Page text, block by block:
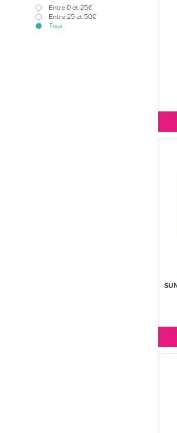
Entre 0 et 25€
Entre 25 et 50€
Tous